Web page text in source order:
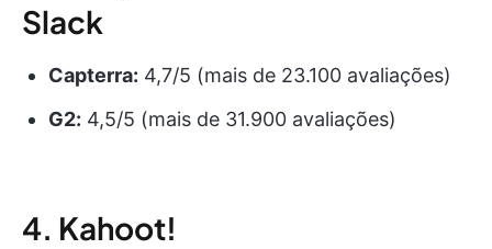
Slack
Capterra: 4,7/5 (mais de 23.100 avaliações)
G2: 4,5/5 (mais de 31.900 avaliações)
4. Kahoot!